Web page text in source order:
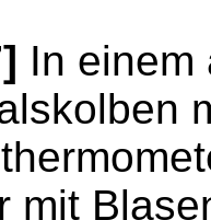
In einem
mit